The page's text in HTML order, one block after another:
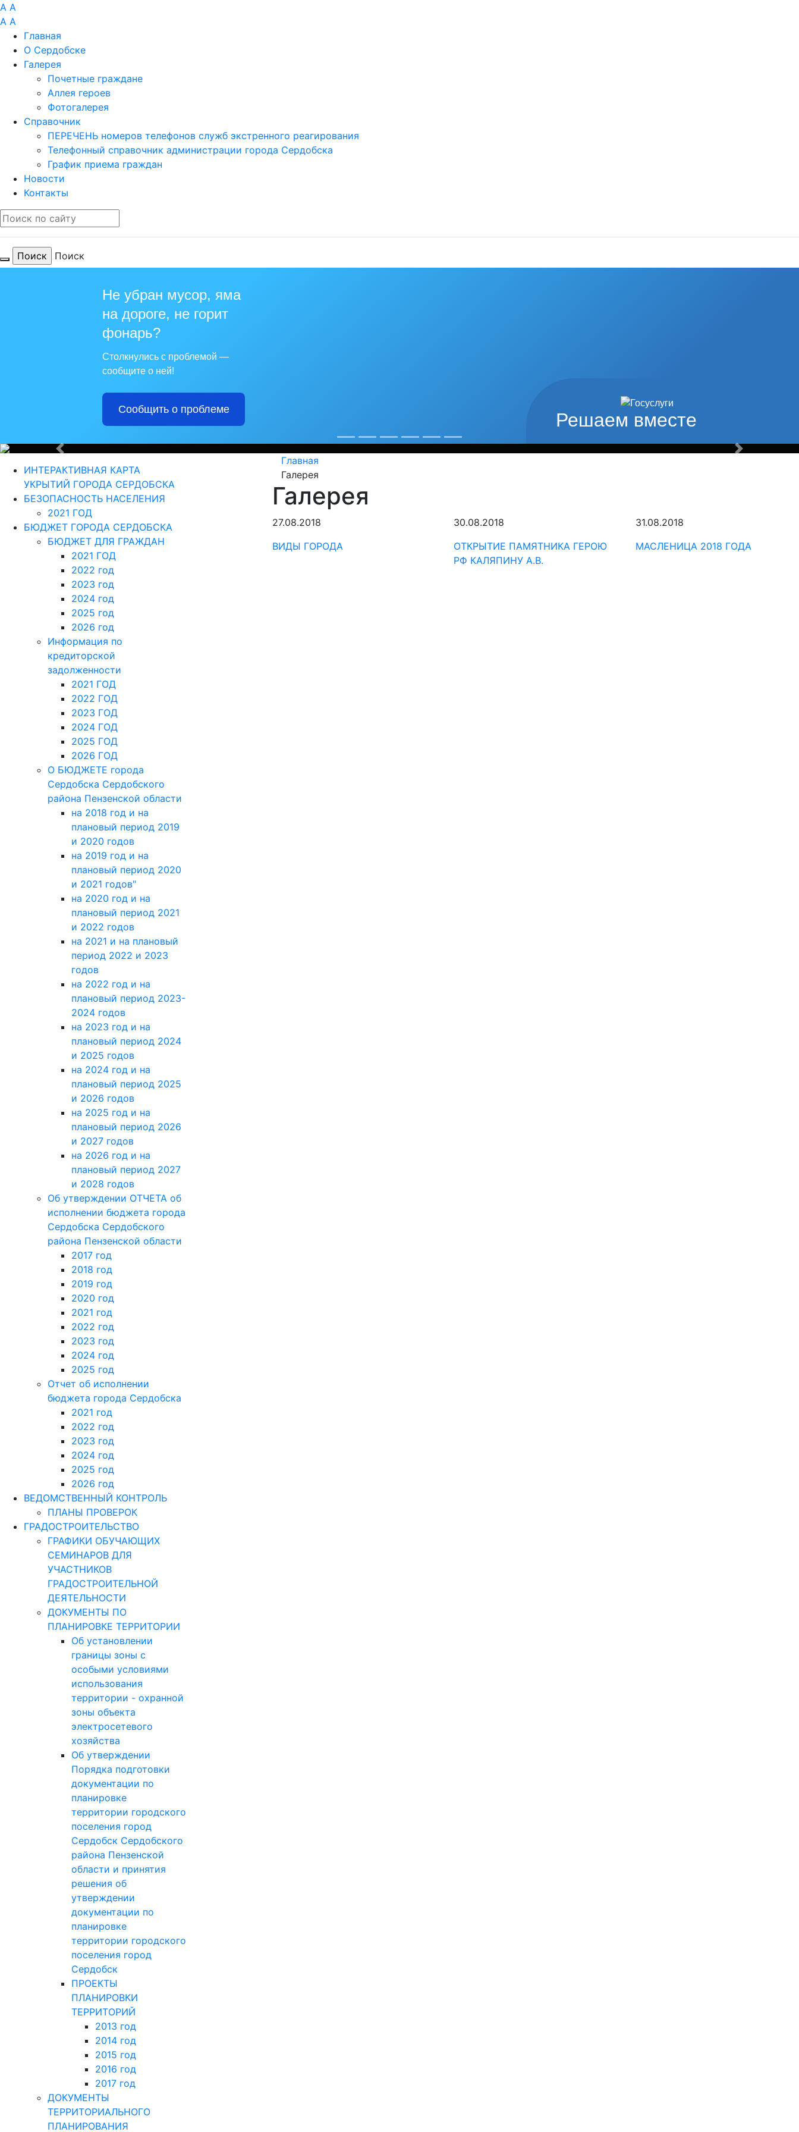
A A
A A
Главная
О Сердобске
Галерея
Почетные граждане
Аллея героев
Фотогалерея
Справочник
ПЕРЕЧЕНЬ номеров телефонов служб экстренного реагирования
Телефонный справочник администрации города Сердобска
График приема граждан
Новости
Контакты
Поиск
Решаем вместе
Не убран мусор, яма
на дороге, не горит
фонарь?
Столкнулись с проблемой —
сообщите о ней!
Сообщить о проблеме
Для тебя любимый город наши
Из года в год крепнет среди сердобчан авторитет физической культуры и спорта
Назад
Вперед
ИНТЕРАКТИВНАЯ КАРТА
УКРЫТИЙ ГОРОДА СЕРДОБСКА
БЕЗОПАСНОСТЬ НАСЕЛЕНИЯ
2021 ГОД
БЮДЖЕТ ГОРОДА СЕРДОБСКА
БЮДЖЕТ ДЛЯ ГРАЖДАН
2021 ГОД
2022 год
2023 год
2024 год
2025 год
2026 год
Информация по
кредиторской
задолженности
2021 ГОД
2022 ГОД
2023 ГОД
2024 ГОД
2025 ГОД
2026 ГОД
О БЮДЖЕТЕ города
Сердобска Сердобского
района Пензенской области
на 2018 год и на
плановый период 2019
и 2020 годов
на 2019 год и на
плановый период 2020
и 2021 годов"
на 2020 год и на
плановый период 2021
и 2022 годов
на 2021 и на плановый
период 2022 и 2023
годов
на 2022 год и на
плановый период 2023-
2024 годов
на 2023 год и на
плановый период 2024
и 2025 годов
на 2024 год и на
плановый период 2025
и 2026 годов
на 2025 год и на
плановый период 2026
и 2027 годов
на 2026 год и на
плановый период 2027
и 2028 годов
Об утверждении ОТЧЕТА об
исполнении бюджета города
Сердобска Сердобского
района Пензенской области
2017 год
2018 год
2019 год
2020 год
2021 год
2022 год
2023 год
2024 год
2025 год
Отчет об исполнении
бюджета города Сердобска
2021 год
2022 год
2023 год
2024 год
2025 год
2026 год
ВЕДОМСТВЕННЫЙ КОНТРОЛЬ
ПЛАНЫ ПРОВЕРОК
ГРАДОСТРОИТЕЛЬСТВО
ГРАФИКИ ОБУЧАЮЩИХ
СЕМИНАРОВ ДЛЯ
УЧАСТНИКОВ
ГРАДОСТРОИТЕЛЬНОЙ
ДЕЯТЕЛЬНОСТИ
ДОКУМЕНТЫ ПО
ПЛАНИРОВКЕ ТЕРРИТОРИИ
Об установлении
границы зоны с
особыми условиями
использования
территории - охранной
зоны объекта
электросетевого
хозяйства
Об утверждении
Порядка подготовки
документации по
планировке
территории городского
поселения город
Сердобск Сердобского
района Пензенской
области и принятия
решения об
утверждении
документации по
планировке
территории городского
поселения город
Сердобск
ПРОЕКТЫ
ПЛАНИРОВКИ
ТЕРРИТОРИЙ
2013 год
2014 год
2015 год
2016 год
2017 год
ДОКУМЕНТЫ
ТЕРРИТОРИАЛЬНОГО
ПЛАНИРОВАНИЯ
Главная
Галерея
Галерея
27.08.2018
ВИДЫ ГОРОДА
30.08.2018
ОТКРЫТИЕ ПАМЯТНИКА ГЕРОЮ
РФ КАЛЯПИНУ А.В.
31.08.2018
МАСЛЕНИЦА 2018 ГОДА